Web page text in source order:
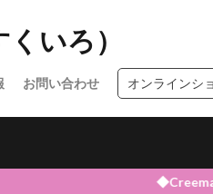
いろ）
お問い合わせ オンラインシ
◆Creema・minne・メル